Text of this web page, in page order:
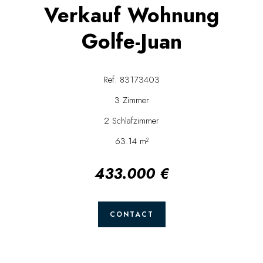
Verkauf Wohnung
Golfe-Juan
Ref. 83173403
3 Zimmer
2 Schlafzimmer
63.14 m²
433.000 €
CONTACT